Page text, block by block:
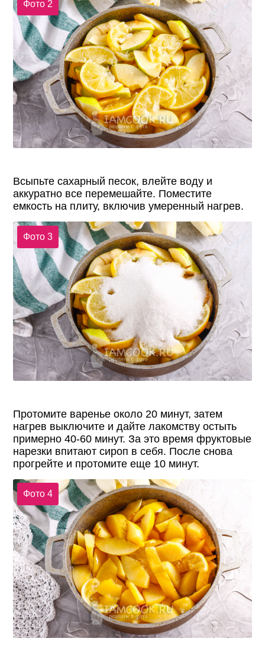
Фото 2
Всыпьте сахарный песок, влейте воду и
аккуратно все перемешайте. Поместите
емкость на плиту, включив умеренный нагрев.
Фото 3
Протомите варенье около 20 минут, затем
нагрев выключите и дайте лакомству остыть
примерно 40-60 минут. За это время фруктовые
нарезки впитают сироп в себя. После снова
прогрейте и протомите еще 10 минут.
Фото 4